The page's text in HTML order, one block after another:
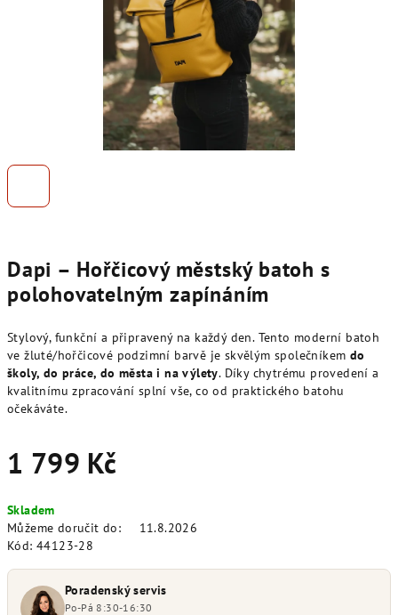
Dapi – Hořčicový městský batoh s
polohovatelným zapínáním
Stylový, funkční a připravený na každý den. Tento moderní batoh
ve žluté/hořčicové podzimní barvě je skvělým společníkem do
školy, do práce, do města i na výlety. Díky chytrému provedení a
kvalitnímu zpracování splní vše, co od praktického batohu
očekáváte.
1 799 Kč
cena:
Skladem
Můžeme doručit do:
11.8.2026
Kód: 44123-28
Poradenský servis
Po-Pá 8:30-16:30